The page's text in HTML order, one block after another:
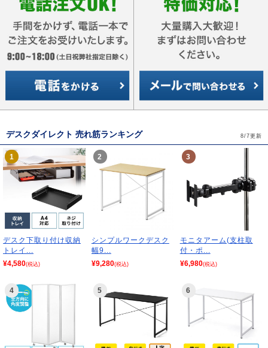
デスクダイレクト 売れ筋ランキング 8/7更新
1
デスク下取り付け収納
トレイ...
¥4,580(税込)
2
シンプルワークデスク
幅9...
¥9,280(税込)
3
モニタアーム(支柱取
付・ポ...
¥6,980(税込)
4 5 6